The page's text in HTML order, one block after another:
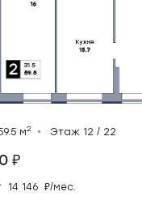
м2 Этаж 12 / 22
₽
14 146 ₽/мес.